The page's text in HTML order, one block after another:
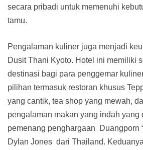
secara pribadi untuk memenuhi
tamu.
Pengalaman kuliner juga menjadi
Dusit Thani Kyoto. Hotel ini memiliki
destinasi bagi para penggemar
pilihan termasuk restoran khusus
yang cantik, tea shop yang mewah,
pengalaman makan yang indah yang
pemenang penghargaan Duangporn
Dylan Jones dari Thailand.